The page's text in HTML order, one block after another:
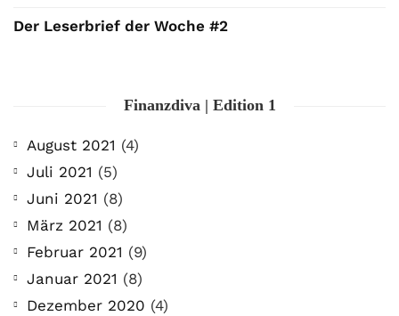
Der Leserbrief der Woche #2
Finanzdiva | Edition 1
August 2021 (4)
Juli 2021 (5)
Juni 2021 (8)
März 2021 (8)
Februar 2021 (9)
Januar 2021 (8)
Dezember 2020 (4)